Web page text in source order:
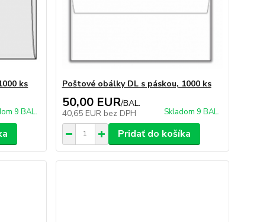
ks
9 BAL.
Poštové obálky DL s páskou, 1000 ks
50,00 EUR/BAL.
40,65 EUR bez DPH Skladom 9 BAL.
Pridať do košíka